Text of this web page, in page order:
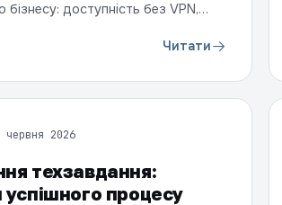
бізнесу: доступність без VPN,
обрати для відділу продажів і
Читати
червня 2026
техзавдання:
успішного процесу